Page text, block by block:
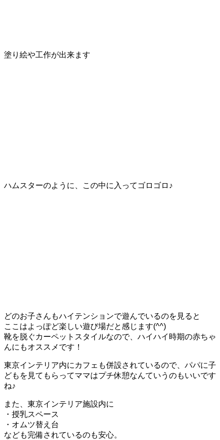
塗り絵や工作が出来ます
ハムスターのように、この中に入ってゴロゴロ♪
どのお子さんもハイテンションで遊んでいるのを見ると
ここはよっぽど楽しい遊び場だと感じます(^^)
靴を脱ぐカーペットスタイルなので、ハイハイ時期の赤ちゃ
んにもオススメです！
東京インテリア内にカフェも併設されているので、パパに子
どもを見てもらってママはプチ休憩なんていうのもいいです
ね♪
また、東京インテリア施設内に
・授乳スペース
・オムツ替え台
なども完備されているのも安心。